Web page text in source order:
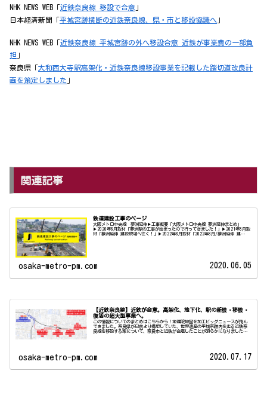
NHK NEWS WEB「 近鉄奈良線 移設で合意 」
日本経済新聞「 平城宮跡横断の近鉄奈良線、県・市と移設協議へ 」
NHK NEWS WEB「 近鉄奈良線 平城宮跡の外へ移設合意 近鉄が事業費の一部負
担 」
奈良県「 大和西大寺駅高架化・近鉄奈良線移設事業を記載した踏切道改良計
画を策定しました 」
関連記事
鉄道建設工事のページ
大阪メトロ中央線 夢洲延伸▶工事概要「大阪メトロ中央線 夢洲延伸まとめ」
▶2020年8月取材「夢洲駅の工事が始まったので行ってきました！」▶2021年8月取
材「夢洲延伸 建設現場へ往く！」▶2022年8月取材「2022年8月/夢洲延伸 建
osaka-metro-pm.com 2020.06.05
【近鉄奈良線】近鉄が合意。高架化、地下化、駅の新設・移設・
復活の超大型事業へ。
この情報についてのまとめはこちらから！地理院地図を加工ビッグニュースが飛ん
できました。奈良県が以前より構想していた、世界遺産の平城京跡内を走る近鉄奈
良線を移設する案について、奈良市と近鉄が合意したことが明らかになりました。
osaka-metro-pm.com 2020.07.17